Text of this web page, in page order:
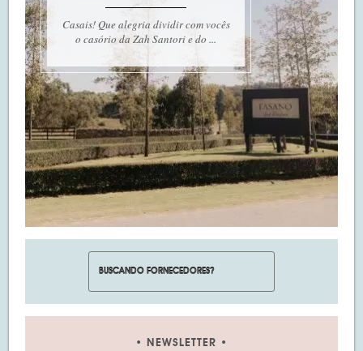
Casais! Que alegria dividir com vocês
o casório da Zah Santori e do ...
NEWSLETTER